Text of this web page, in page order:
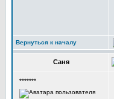
Вернуться к началу
Саня
*******